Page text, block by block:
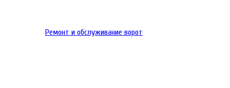
Ремонт и обслуживание ворот